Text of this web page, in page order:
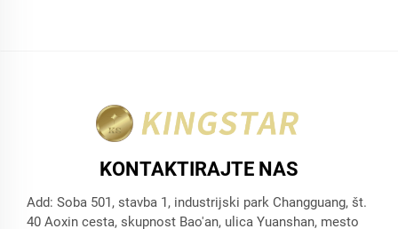
KONTAKTIRAJTE NAS
Add: Soba 501, stavba 1, industrijski park Changguang, št.
40 Aoxin cesta, skupnost Bao'an, ulica Yuanshan, mesto